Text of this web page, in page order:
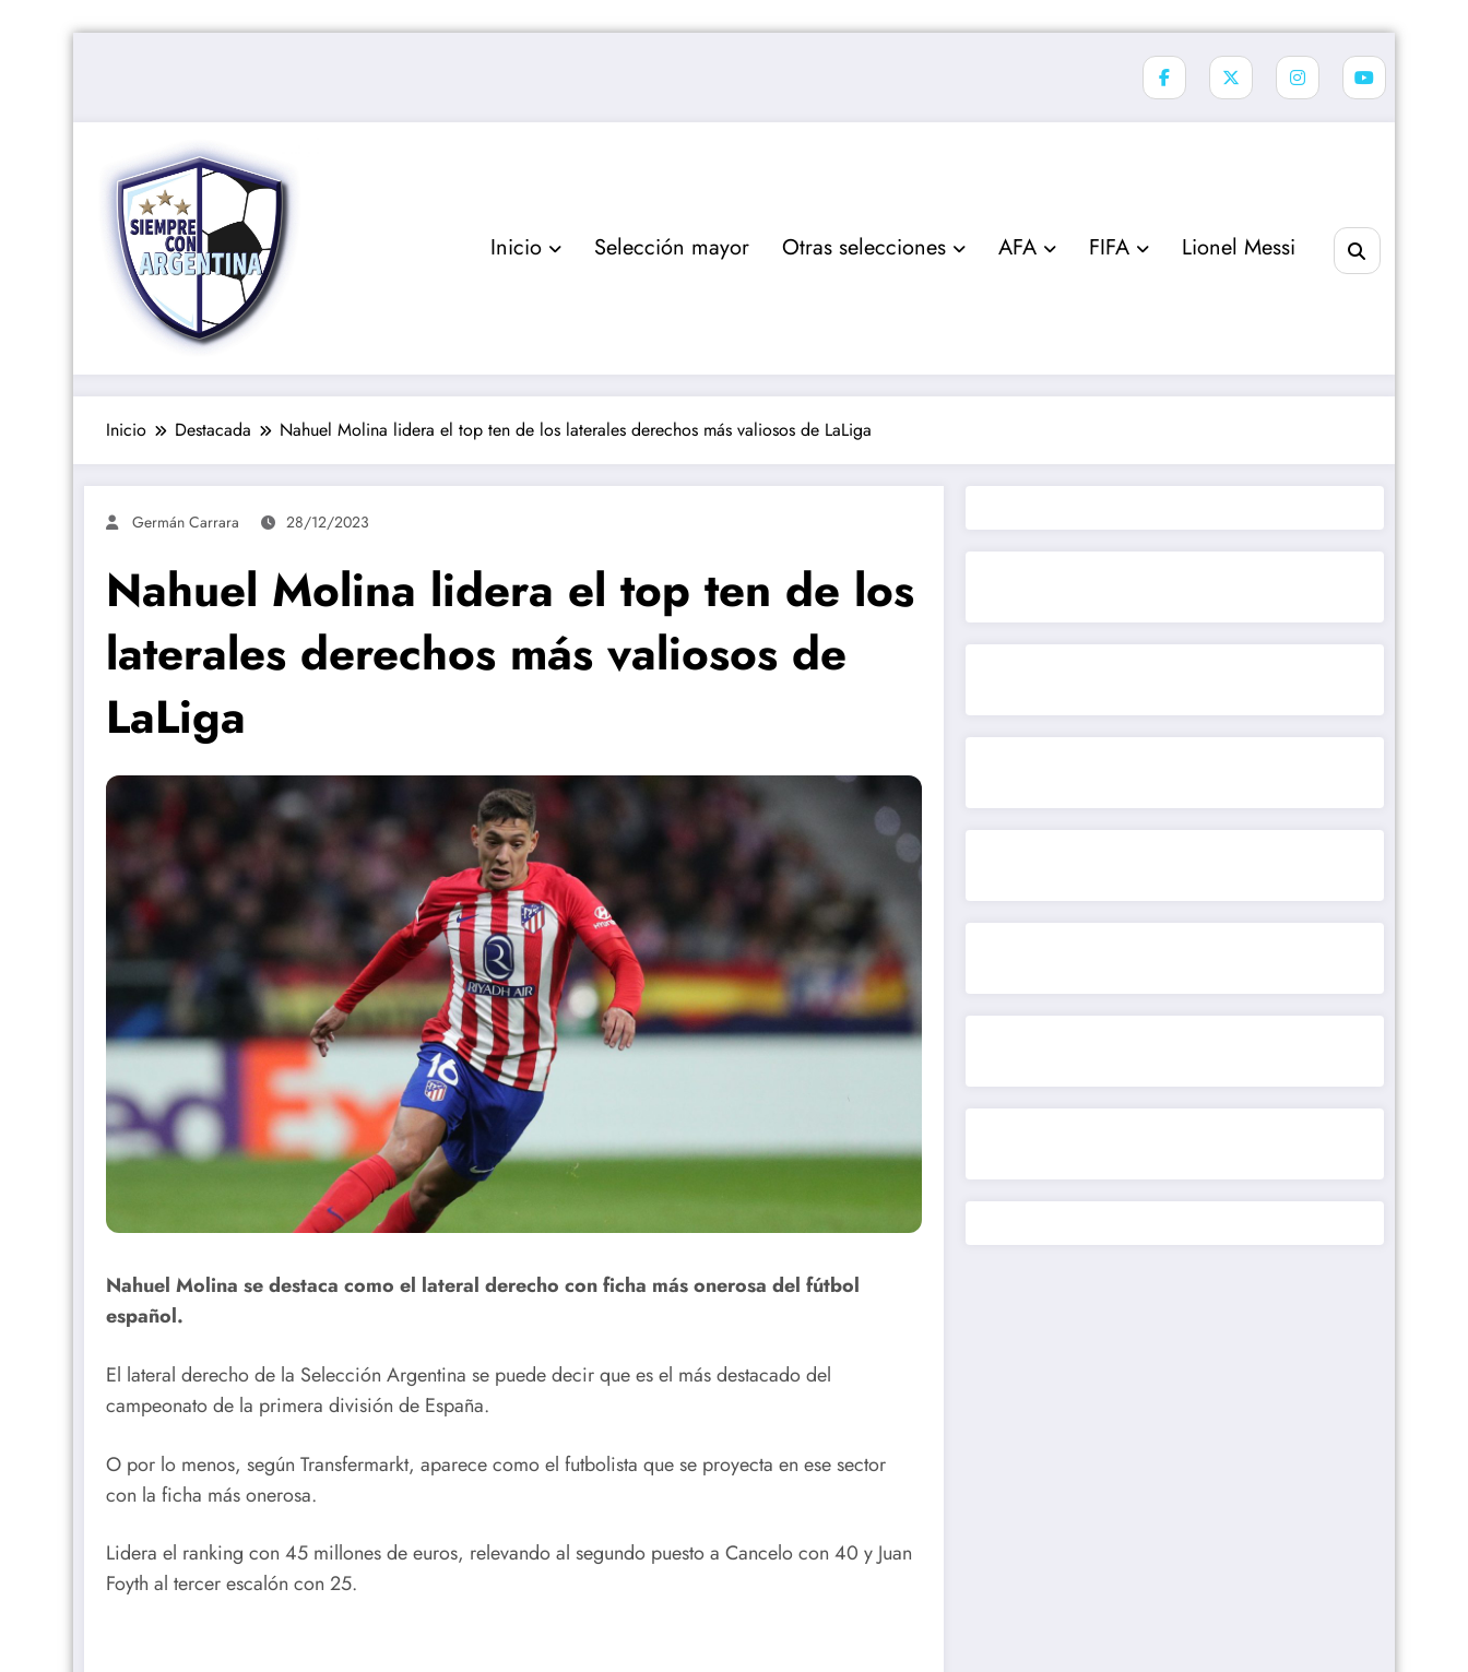
Inicio Selección mayor Otras selecciones AFA FIFA Lionel Messi
Inicio Destacada Nahuel Molina lidera el top ten de los laterales derechos más valiosos de LaLiga
Germán Carrara 28/12/2023
Nahuel Molina lidera el top ten de los
laterales derechos más valiosos de
LaLiga
Nahuel Molina se destaca como el lateral derecho con ficha más onerosa del fútbol
español.
El lateral derecho de la Selección Argentina se puede decir que es el más destacado del
campeonato de la primera división de España.
O por lo menos, según Transfermarkt, aparece como el futbolista que se proyecta en ese sector
con la ficha más onerosa.
Lidera el ranking con 45 millones de euros, relevando al segundo puesto a Cancelo con 40 y Juan
Foyth al tercer escalón con 25.